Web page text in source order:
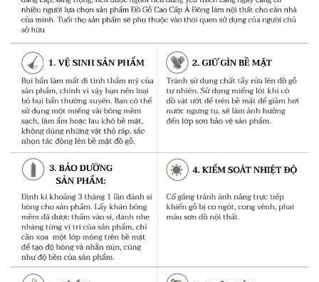
Hai tay ghế ôm lấy người ngồi ở giữa. Mang ý nghĩa
bao bọc, an yên, trong lý thuyết Phong Thủy còn có
nghĩa là nơi trú ẩn. Hai đầu tay vịn bên trái và bên
phải được vuốt trượt tạo cảm giác thông thoáng về
phía trước, đây chính là “Càn khôn mở